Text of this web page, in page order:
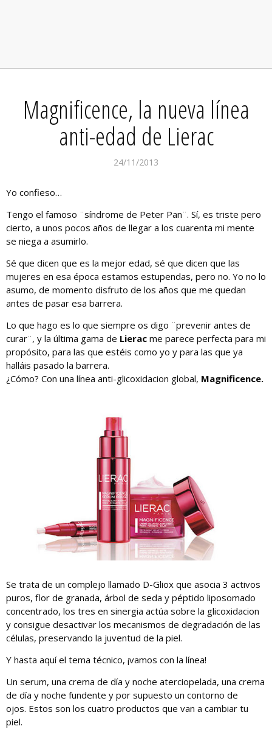
Magnificence, la nueva línea
anti-edad de Lierac
24/11/2013
Yo confieso…
Tengo el famoso ¨síndrome de Peter Pan¨. Sí, es triste pero
cierto, a unos pocos años de llegar a los cuarenta mi mente
se niega a asumirlo.
Sé que dicen que es la mejor edad, sé que dicen que las
mujeres en esa época estamos estupendas, pero no. Yo no lo
asumo, de momento disfruto de los años que me quedan
antes de pasar esa barrera.
Lo que hago es lo que siempre os digo ¨prevenir antes de
curar¨, y la última gama de Lierac me parece perfecta para mi
propósito, para las que estéis como yo y para las que ya
halláis pasado la barrera.
¿Cómo? Con una línea anti-glicoxidacion global, Magnificence.
Se trata de un complejo llamado D-Gliox que asocia 3 activos
puros, flor de granada, árbol de seda y péptido liposomado
concentrado, los tres en sinergia actúa sobre la glicoxidacion
y consigue desactivar los mecanismos de degradación de las
células, preservando la juventud de la piel.
Y hasta aquí el tema técnico, ¡vamos con la línea!
Un serum, una crema de día y noche aterciopelada, una crema
de día y noche fundente y por supuesto un contorno de
ojos. Estos son los cuatro productos que van a cambiar tu
piel.